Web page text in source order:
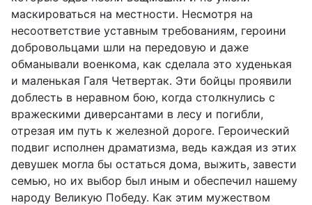
маскироваться на местности. Несмотря на
несоответствие уставным требованиям, героини
добровольцами шли на передовую и даже
обманывали военкома, как сделала это худенькая
и маленькая Галя Четвертак. Эти бойцы проявили
доблесть в неравном бою, когда столкнулись с
вражескими диверсантами в лесу и погибли,
отрезая им путь к железной дороге. Героический
подвиг исполнен драматизма, ведь каждая из этих
девушек могла бы остаться дома, выжить, завести
семью, но их выбор был иным и обеспечил нашему
народу Великую Победу. Как этим мужеством